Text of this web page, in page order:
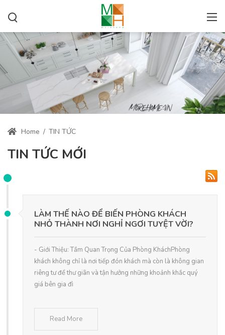
Home / TIN TỨC
TIN TỨC MỚI
LÀM THẾ NÀO ĐỂ BIẾN PHÒNG KHÁCH
NHỎ THÀNH NƠI NGHỈ NGƠI TUYỆT VỜI?
- Giới Thiệu: Tầm Quan Trọng Của Phòng KháchPhòng
khách không chỉ là nơi tiếp đón khách mà còn là không gian
riêng tư để thư giãn và tận hưởng những khoảnh khắc quý
giá bên gia đì
Read More